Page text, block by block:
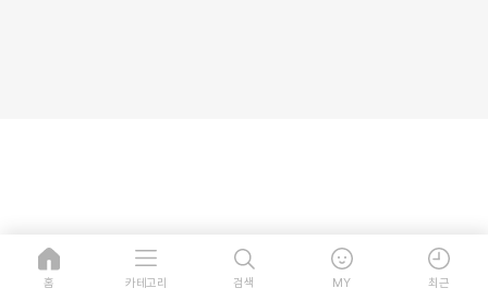
홈 카테고리 검색 MY 최근